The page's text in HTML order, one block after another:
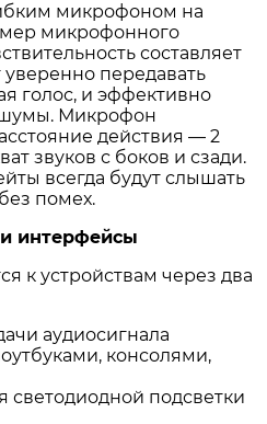
микрофоном на
микрофонного
составляет
уверенно передавать
голос, и эффективно
шумы. Микрофон
действия — 2
звуков с боков и сзади.
всегда будут слышать
помех.
интерфейсы
к устройствам через два
аудиосигнала
консолями,
светодиодной подсветки